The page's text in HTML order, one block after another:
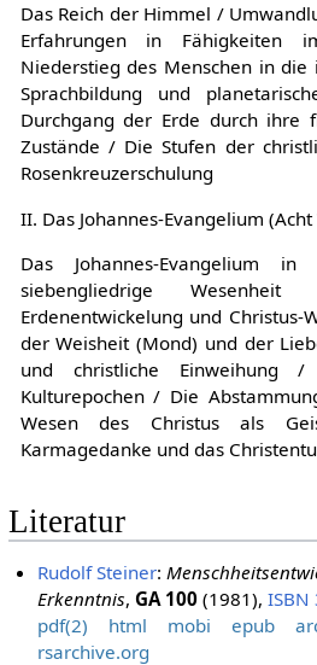
Das Reich der Himmel /
Erfahrungen in Fähigkeiten
Niederstieg des Menschen in
Sprachbildung und
Durchgang der Erde durch ihre
Zustände / Die Stufen der
Rosenkreuzerschulung
II. Das Johannes-Evangelium
Das Johannes-Evangelium
siebengliedrige
Erdenentwickelung und Christus-
der Weisheit (Mond) und der
und christliche Einweihung /
Kulturepochen / Die
Wesen des Christus als
Karmagedanke und das
Literatur
Rudolf Steiner:
Erkenntnis,GA 100 (1981),ISBN
pdf(2)
html mobi epub
rsarchive.org